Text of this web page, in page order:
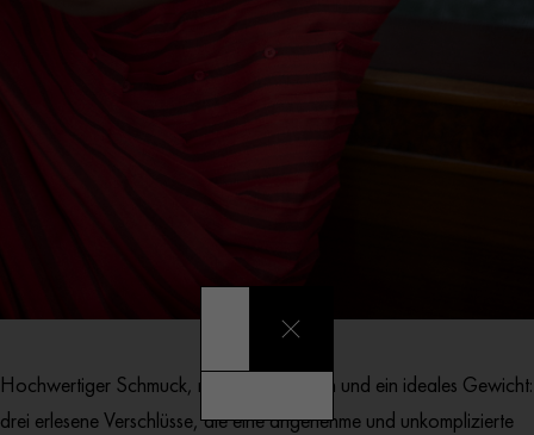
Hochwertiger Schmuck, raffinierte Formen und ein ideales Gewicht:
drei erlesene Verschlüsse, die eine angenehme und unkomplizierte